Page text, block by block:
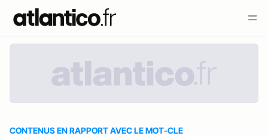
CONTENUS EN RAPPORT AVEC LE MOT-CLE